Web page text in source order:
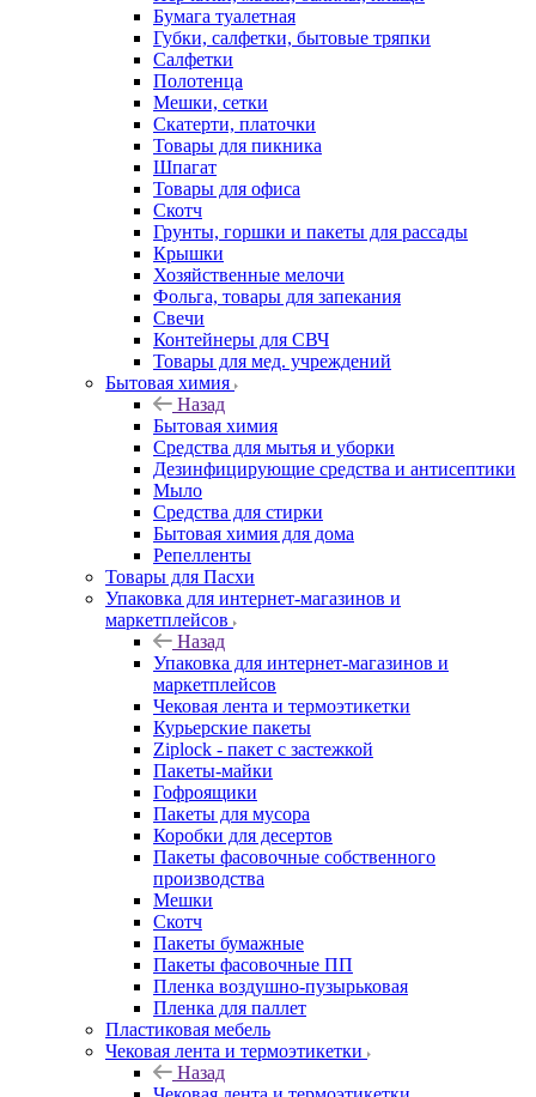
Бумага туалетная
Губки, салфетки, бытовые тряпки
Салфетки
Полотенца
Мешки, сетки
Скатерти, платочки
Товары для пикника
Шпагат
Товары для офиса
Скотч
Грунты, горшки и пакеты для рассады
Крышки
Хозяйственные мелочи
Фольга, товары для запекания
Свечи
Контейнеры для СВЧ
Товары для мед. учреждений
Бытовая химия
Назад
Бытовая химия
Средства для мытья и уборки
Дезинфицирующие средства и антисептики
Мыло
Средства для стирки
Бытовая химия для дома
Репелленты
Товары для Пасхи
Упаковка для интернет-магазинов и
маркетплейсов
Назад
Упаковка для интернет-магазинов и
маркетплейсов
Чековая лента и термоэтикетки
Курьерские пакеты
Ziplock - пакет с застежкой
Пакеты-майки
Гофроящики
Пакеты для мусора
Коробки для десертов
Пакеты фасовочные собственного
производства
Мешки
Скотч
Пакеты бумажные
Пакеты фасовочные ПП
Пленка воздушно-пузырьковая
Пленка для паллет
Пластиковая мебель
Чековая лента и термоэтикетки
Назад